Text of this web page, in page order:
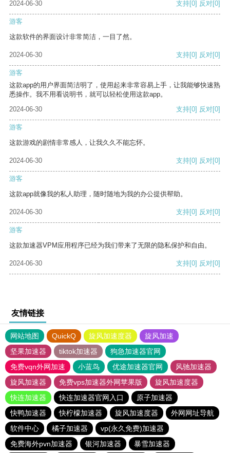
2024-06-30 支持[0] 反对[0]
游客
这款软件的界面设计非常简洁，一目了然。
2024-06-30 支持[0] 反对[0]
游客
这款app的用户界面简洁明了，使用起来非常容易上手，让我能够快速熟
悉操作。我不用看说明书，就可以轻松使用这款app。
2024-06-30
支持[0] 反对[0]
游客
这款游戏的剧情非常感人，让我久久不能忘怀。
2024-06-30 支持[0] 反对[0]
游客
这款app就像我的私人助理，随时随地为我的办公提供帮助。
2024-06-30 支持[0] 反对[0]
游客
这款加速器VPM应用程序已经为我们带来了无限的隐私保护和自由。
2024-06-30 支持[0] 反对[0]
友情链接
网站地图 QuickQ 旋风加速度器
旋风加速
坚果加速器
tiktok加速器
狗急加速器官网
免费vqn外网加速
小蓝鸟 优途加速器官网
风驰加速器
旋风加速器
免费vps加速器外网苹果版
旋风加速度器
快连加速器
快连加速器官网入口
原子加速器
快鸭加速器
快柠檬加速器 旋风加速度器
外网网址导航
软件中心
橘子加速器
vp(永久免费)加速器
免费海外pvn加速器
银河加速器 暴雪加速器